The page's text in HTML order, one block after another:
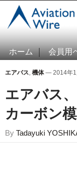
ホーム 会員用
エアバス, 機体— 2014年1
エアバス
カーボン
By Tadayuki